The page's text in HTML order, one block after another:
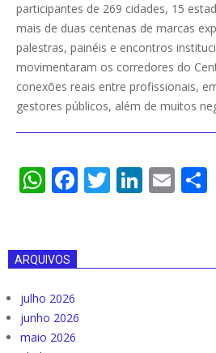
participantes de 269 cidades, 15
mais de duas centenas de marcas
palestras, painéis e encontros
movimentaram os corredores do
conexões reais entre profissionais,
gestores públicos, além de muitos
WhatsApp
Facebook
Twitter
ARQUIVOS
julho 2026
junho 2026
maio 2026